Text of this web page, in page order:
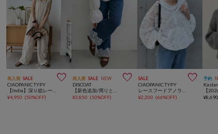
再入荷 SALE 
CIAOPANIC TYPY
¥4,950 (50%OFF)
再入荷 SALE NEW 
DISCOAT
¥3,850 (50%OFF)
SALE 
CIAOPANIC TYPY
¥2,200 (66%OFF)
予約
¥